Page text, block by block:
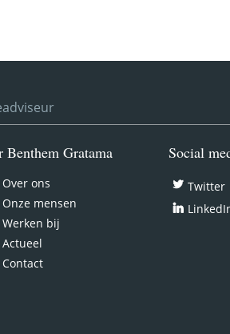
Benthem Gratama
Over ons
Onze mensen
Werken bij
Actueel
Contact
Social
Twitter